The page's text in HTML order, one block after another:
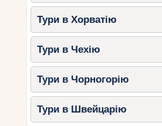
Тури в Хорватію
Тури в Чехію
Тури в Чорногорію
Тури в Швейцарію